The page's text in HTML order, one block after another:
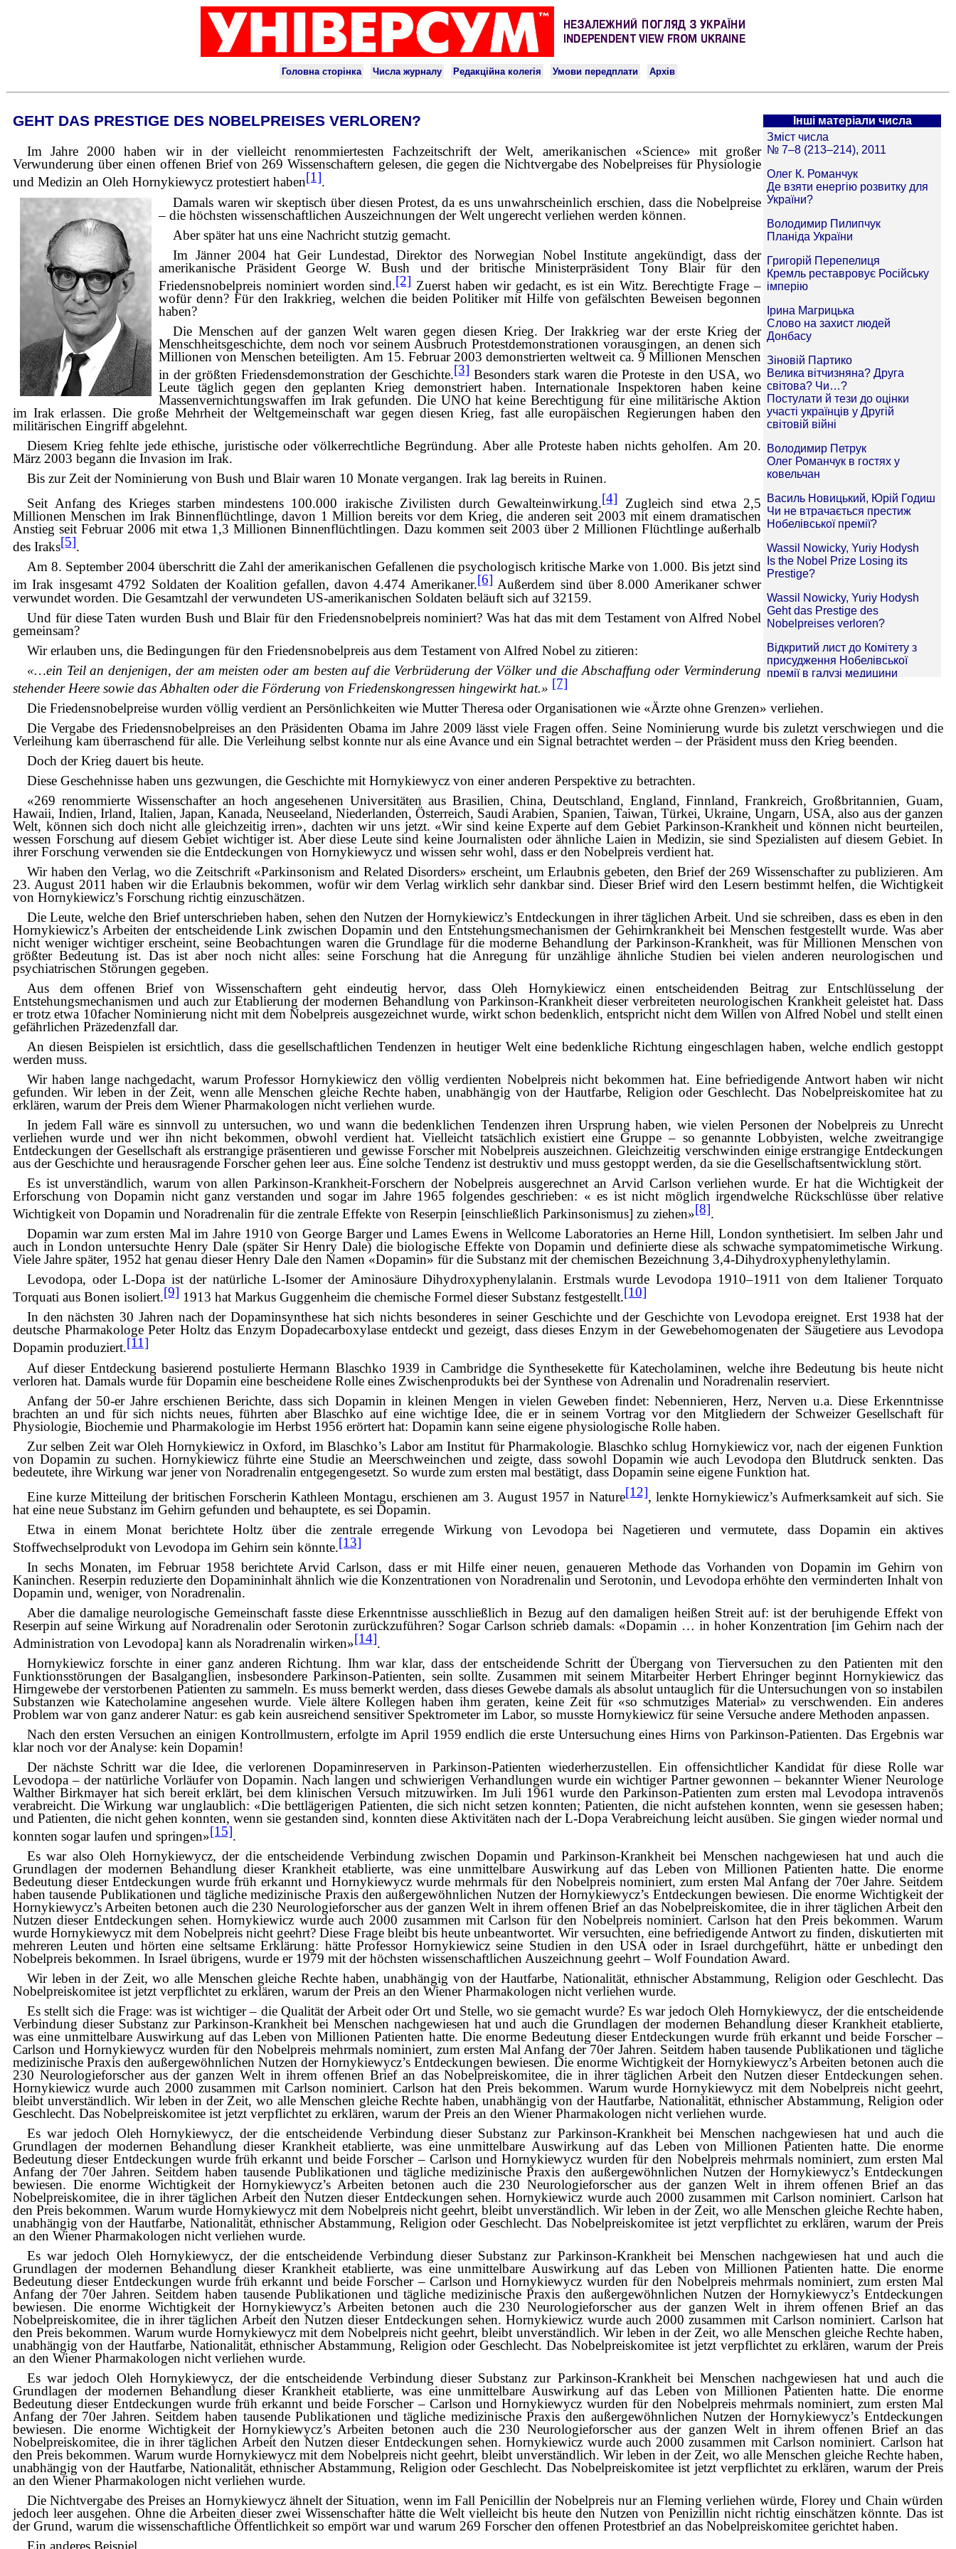
Інші матеріали числа
GEHT DAS PRESTIGE DES NOBELPREISES VERLOREN?
Im Jahre 2000 haben wir in der vielleicht renommiertesten Fachzeitschrift der Welt, amerikanischen «Science» mit großer
Verwunderung über einen offenen Brief von 269 Wissenschaftern gelesen, die gegen die Nichtvergabe des Nobelpreises für Physiologie
und Medizin an Oleh Hornykiewycz protestiert haben[1].
Damals waren wir skeptisch über diesen Protest, da es uns unwahrscheinlich erschien, dass die Nobelpreise
– die höchsten wissenschaftlichen Auszeichnungen der Welt ungerecht verliehen werden können.
Aber später hat uns eine Nachricht stutzig gemacht.
Im Jänner 2004 hat Geir Lundestad, Direktor des Norwegian Nobel Institute angekündigt, dass der
amerikanische Präsident George W. Bush und der britische Ministerpräsident Tony Blair für den
Friedensnobelpreis nominiert worden sind.[2] Zuerst haben wir gedacht, es ist ein Witz. Berechtigte Frage –
wofür denn? Für den Irakkrieg, welchen die beiden Politiker mit Hilfe von gefälschten Beweisen begonnen
haben?
Die Menschen auf der ganzen Welt waren gegen diesen Krieg. Der Irakkrieg war der erste Krieg der
Menschheitsgeschichte, dem noch vor seinem Ausbruch Protestdemonstrationen vorausgingen, an denen sich
Millionen von Menschen beteiligten. Am 15. Februar 2003 demonstrierten weltweit ca. 9 Millionen Menschen
in der größten Friedensdemonstration der Geschichte.[3] Besonders stark waren die Proteste in den USA, wo
Leute täglich gegen den geplanten Krieg demonstriert haben. Internationale Inspektoren haben keine
Massenvernichtungswaffen im Irak gefunden. Die UNO hat keine Berechtigung für eine militärische Aktion
im Irak erlassen. Die große Mehrheit der Weltgemeinschaft war gegen diesen Krieg, fast alle europäischen Regierungen haben den
militärischen Eingriff abgelehnt.
Diesem Krieg fehlte jede ethische, juristische oder völkerrechtliche Begründung. Aber alle Proteste haben nichts geholfen. Am 20.
März 2003 begann die Invasion im Irak.
Bis zur Zeit der Nominierung von Bush und Blair waren 10 Monate vergangen. Irak lag bereits in Ruinen.
Seit Anfang des Krieges starben mindestens 100.000 irakische Zivilisten durch Gewalteinwirkung.[4] Zugleich sind etwa 2,5
Millionen Menschen im Irak Binnenflüchtlinge, davon 1 Million bereits vor dem Krieg, die anderen seit 2003 mit einem dramatischen
Anstieg seit Februar 2006 mit etwa 1,3 Millionen Binnenflüchtlingen. Dazu kommen seit 2003 über 2 Millionen Flüchtlinge außerhalb
des Iraks[5].
Am 8. September 2004 überschritt die Zahl der amerikanischen Gefallenen die psychologisch kritische Marke von 1.000. Bis jetzt sind
im Irak insgesamt 4792 Soldaten der Koalition gefallen, davon 4.474 Amerikaner.[6] Außerdem sind über 8.000 Amerikaner schwer
verwundet worden. Die Gesamtzahl der verwundeten US-amerikanischen Soldaten beläuft sich auf 32159.
Und für diese Taten wurden Bush und Blair für den Friedensnobelpreis nominiert? Was hat das mit dem Testament von Alfred Nobel
gemeinsam?
Wir erlauben uns, die Bedingungen für den Friedensnobelpreis aus dem Testament von Alfred Nobel zu zitieren:
«…ein Teil an denjenigen, der am meisten oder am besten auf die Verbrüderung der Völker und die Abschaffung oder Verminderung
stehender Heere sowie das Abhalten oder die Förderung von Friedenskongressen hingewirkt hat.» [7]
Die Friedensnobelpreise wurden völlig verdient an Persönlichkeiten wie Mutter Theresa oder Organisationen wie «Ärzte ohne Grenzen» verliehen.
Die Vergabe des Friedensnobelpreises an den Präsidenten Obama im Jahre 2009 lässt viele Fragen offen. Seine Nominierung wurde bis zuletzt verschwiegen und die
Verleihung kam überraschend für alle. Die Verleihung selbst konnte nur als eine Avance und ein Signal betrachtet werden – der Präsident muss den Krieg beenden.
Doch der Krieg dauert bis heute.
Diese Geschehnisse haben uns gezwungen, die Geschichte mit Hornykiewycz von einer anderen Perspektive zu betrachten.
«269 renommierte Wissenschafter an hoch angesehenen Universitäten aus Brasilien, China, Deutschland, England, Finnland, Frankreich, Großbritannien, Guam,
Hawaii, Indien, Irland, Italien, Japan, Kanada, Neuseeland, Niederlanden, Österreich, Saudi Arabien, Spanien, Taiwan, Türkei, Ukraine, Ungarn, USA, also aus der ganzen
Welt, können sich doch nicht alle gleichzeitig irren», dachten wir uns jetzt. «Wir sind keine Experte auf dem Gebiet Parkinson-Krankheit und können nicht beurteilen,
wessen Forschung auf diesem Gebiet wichtiger ist. Aber diese Leute sind keine Journalisten oder ähnliche Laien in Medizin, sie sind Spezialisten auf diesem Gebiet. In
ihrer Forschung verwenden sie die Entdeckungen von Hornykiewycz und wissen sehr wohl, dass er den Nobelpreis verdient hat.
Wir haben den Verlag, wo die Zeitschrift «Parkinsonism and Related Disorders» erscheint, um Erlaubnis gebeten, den Brief der 269 Wissenschafter zu publizieren. Am
23. August 2011 haben wir die Erlaubnis bekommen, wofür wir dem Verlag wirklich sehr dankbar sind. Dieser Brief wird den Lesern bestimmt helfen, die Wichtigkeit
von Hornykiewicz’s Forschung richtig einzuschätzen.
Die Leute, welche den Brief unterschrieben haben, sehen den Nutzen der Hornykiewicz’s Entdeckungen in ihrer täglichen Arbeit. Und sie schreiben, dass es eben in den
Hornykiewicz’s Arbeiten der entscheidende Link zwischen Dopamin und den Entstehungsmechanismen der Gehirnkrankheit bei Menschen festgestellt wurde. Was aber
nicht weniger wichtiger erscheint, seine Beobachtungen waren die Grundlage für die moderne Behandlung der Parkinson-Krankheit, was für Millionen Menschen von
größter Bedeutung ist. Das ist aber noch nicht alles: seine Forschung hat die Anregung für unzählige ähnliche Studien bei vielen anderen neurologischen und
psychiatrischen Störungen gegeben.
Aus dem offenen Brief von Wissenschaftern geht eindeutig hervor, dass Oleh Hornykiewicz einen entscheidenden Beitrag zur Entschlüsselung der
Entstehungsmechanismen und auch zur Etablierung der modernen Behandlung von Parkinson-Krankheit dieser verbreiteten neurologischen Krankheit geleistet hat. Dass
er trotz etwa 10facher Nominierung nicht mit dem Nobelpreis ausgezeichnet wurde, wirkt schon bedenklich, entspricht nicht dem Willen von Alfred Nobel und stellt einen
gefährlichen Präzedenzfall dar.
An diesen Beispielen ist ersichtlich, dass die gesellschaftlichen Tendenzen in heutiger Welt eine bedenkliche Richtung eingeschlagen haben, welche endlich gestoppt
werden muss.
Wir haben lange nachgedacht, warum Professor Hornykiewicz den völlig verdienten Nobelpreis nicht bekommen hat. Eine befriedigende Antwort haben wir nicht
gefunden. Wir leben in der Zeit, wenn alle Menschen gleiche Rechte haben, unabhängig von der Hautfarbe, Religion oder Geschlecht. Das Nobelpreiskomitee hat zu
erklären, warum der Preis dem Wiener Pharmakologen nicht verliehen wurde.
In jedem Fall wäre es sinnvoll zu untersuchen, wo und wann die bedenklichen Tendenzen ihren Ursprung haben, wie vielen Personen der Nobelpreis zu Unrecht
verliehen wurde und wer ihn nicht bekommen, obwohl verdient hat. Vielleicht tatsächlich existiert eine Gruppe – so genannte Lobbyisten, welche zweitrangige
Entdeckungen der Gesellschaft als erstrangige präsentieren und gewisse Forscher mit Nobelpreis auszeichnen. Gleichzeitig verschwinden einige erstrangige Entdeckungen
aus der Geschichte und herausragende Forscher gehen leer aus. Eine solche Tendenz ist destruktiv und muss gestoppt werden, da sie die Gesellschaftsentwicklung stört.
Es ist unverständlich, warum von allen Parkinson-Krankheit-Forschern der Nobelpreis ausgerechnet an Arvid Carlson verliehen wurde. Er hat die Wichtigkeit der
Erforschung von Dopamin nicht ganz verstanden und sogar im Jahre 1965 folgendes geschrieben: « es ist nicht möglich irgendwelche Rückschlüsse über relative
Wichtigkeit von Dopamin und Noradrenalin für die zentrale Effekte von Reserpin [einschließlich Parkinsonismus] zu ziehen»[8].
Dopamin war zum ersten Mal im Jahre 1910 von George Barger und Lames Ewens in Wellcome Laboratories an Herne Hill, London synthetisiert. Im selben Jahr und
auch in London untersuchte Henry Dale (später Sir Henry Dale) die biologische Effekte von Dopamin und definierte diese als schwache sympatomimetische Wirkung.
Viele Jahre später, 1952 hat genau dieser Henry Dale den Namen «Dopamin» für die Substanz mit der chemischen Bezeichnung 3,4-Dihydroxyphenylethylamin.
Levodopa, oder L-Dopa ist der natürliche L-Isomer der Aminosäure Dihydroxyphenylalanin. Erstmals wurde Levodopa 1910–1911 von dem Italiener Torquato
Torquati aus Bonen isoliert.[9] 1913 hat Markus Guggenheim die chemische Formel dieser Substanz festgestellt.[10]
In den nächsten 30 Jahren nach der Dopaminsynthese hat sich nichts besonderes in seiner Geschichte und der Geschichte von Levodopa ereignet. Erst 1938 hat der
deutsche Pharmakologe Peter Holtz das Enzym Dopadecarboxylase entdeckt und gezeigt, dass dieses Enzym in der Gewebehomogenaten der Säugetiere aus Levodopa
Dopamin produziert.[11]
Auf dieser Entdeckung basierend postulierte Hermann Blaschko 1939 in Cambridge die Synthesekette für Katecholaminen, welche ihre Bedeutung bis heute nicht
verloren hat. Damals wurde für Dopamin eine bescheidene Rolle eines Zwischenprodukts bei der Synthese von Adrenalin und Noradrenalin reserviert.
Anfang der 50-er Jahre erschienen Berichte, dass sich Dopamin in kleinen Mengen in vielen Geweben findet: Nebennieren, Herz, Nerven u.a. Diese Erkenntnisse
brachten an und für sich nichts neues, führten aber Blaschko auf eine wichtige Idee, die er in seinem Vortrag vor den Mitgliedern der Schweizer Gesellschaft für
Physiologie, Biochemie und Pharmakologie im Herbst 1956 erörtert hat: Dopamin kann seine eigene physiologische Rolle haben.
Zur selben Zeit war Oleh Hornykiewicz in Oxford, im Blaschko’s Labor am Institut für Pharmakologie. Blaschko schlug Hornykiewicz vor, nach der eigenen Funktion
von Dopamin zu suchen. Hornykiewicz führte eine Studie an Meerschweinchen und zeigte, dass sowohl Dopamin wie auch Levodopa den Blutdruck senkten. Das
bedeutete, ihre Wirkung war jener von Noradrenalin entgegengesetzt. So wurde zum ersten mal bestätigt, dass Dopamin seine eigene Funktion hat.
Eine kurze Mitteilung der britischen Forscherin Kathleen Montagu, erschienen am 3. August 1957 in Nature[12], lenkte Hornykiewicz’s Aufmerksamkeit auf sich. Sie
hat eine neue Substanz im Gehirn gefunden und behauptete, es sei Dopamin.
Etwa in einem Monat berichtete Holtz über die zentrale erregende Wirkung von Levodopa bei Nagetieren und vermutete, dass Dopamin ein aktives
Stoffwechselprodukt von Levodopa im Gehirn sein könnte.[13]
In sechs Monaten, im Februar 1958 berichtete Arvid Carlson, dass er mit Hilfe einer neuen, genaueren Methode das Vorhanden von Dopamin im Gehirn von
Kaninchen. Reserpin reduzierte den Dopamininhalt ähnlich wie die Konzentrationen von Noradrenalin und Serotonin, und Levodopa erhöhte den verminderten Inhalt von
Dopamin und, weniger, von Noradrenalin.
Aber die damalige neurologische Gemeinschaft fasste diese Erkenntnisse ausschließlich in Bezug auf den damaligen heißen Streit auf: ist der beruhigende Effekt von
Reserpin auf seine Wirkung auf Noradrenalin oder Serotonin zurückzuführen? Sogar Carlson schrieb damals: «Dopamin … in hoher Konzentration [im Gehirn nach der
Administration von Levodopa] kann als Noradrenalin wirken»[14].
Hornykiewicz forschte in einer ganz anderen Richtung. Ihm war klar, dass der entscheidende Schritt der Übergang von Tierversuchen zu den Patienten mit den
Funktionsstörungen der Basalganglien, insbesondere Parkinson-Patienten, sein sollte. Zusammen mit seinem Mitarbeiter Herbert Ehringer beginnt Hornykiewicz das
Hirngewebe der verstorbenen Patienten zu sammeln. Es muss bemerkt werden, dass dieses Gewebe damals als absolut untauglich für die Untersuchungen von so instabilen
Substanzen wie Katecholamine angesehen wurde. Viele ältere Kollegen haben ihm geraten, keine Zeit für «so schmutziges Material» zu verschwenden. Ein anderes
Problem war von ganz anderer Natur: es gab kein ausreichend sensitiver Spektrometer im Labor, so musste Hornykiewicz für seine Versuche andere Methoden anpassen.
Nach den ersten Versuchen an einigen Kontrollmustern, erfolgte im April 1959 endlich die erste Untersuchung eines Hirns von Parkinson-Patienten. Das Ergebnis war
klar noch vor der Analyse: kein Dopamin!
Der nächste Schritt war die Idee, die verlorenen Dopaminreserven in Parkinson-Patienten wiederherzustellen. Ein offensichtlicher Kandidat für diese Rolle war
Levodopa – der natürliche Vorläufer von Dopamin. Nach langen und schwierigen Verhandlungen wurde ein wichtiger Partner gewonnen – bekannter Wiener Neurologe
Walther Birkmayer hat sich bereit erklärt, bei dem klinischen Versuch mitzuwirken. Im Juli 1961 wurde den Parkinson-Patienten zum ersten mal Levodopa intravenös
verabreicht. Die Wirkung war unglaublich: «Die bettlägerigen Patienten, die sich nicht setzen konnten; Patienten, die nicht aufstehen konnten, wenn sie gesessen haben;
und Patienten, die nicht gehen konnten, wenn sie gestanden sind, konnten diese Aktivitäten nach der L-Dopa Verabreichung leicht ausüben. Sie gingen wieder normal und
konnten sogar laufen und springen»[15].
Es war also Oleh Hornykiewycz, der die entscheidende Verbindung zwischen Dopamin und Parkinson-Krankheit bei Menschen nachgewiesen hat und auch die
Grundlagen der modernen Behandlung dieser Krankheit etablierte, was eine unmittelbare Auswirkung auf das Leben von Millionen Patienten hatte. Die enorme
Bedeutung dieser Entdeckungen wurde früh erkannt und Hornykiewycz wurde mehrmals für den Nobelpreis nominiert, zum ersten Mal Anfang der 70er Jahre. Seitdem
haben tausende Publikationen und tägliche medizinische Praxis den außergewöhnlichen Nutzen der Hornykiewycz’s Entdeckungen bewiesen. Die enorme Wichtigkeit der
Hornykiewycz’s Arbeiten betonen auch die 230 Neurologieforscher aus der ganzen Welt in ihrem offenen Brief an das Nobelpreiskomitee, die in ihrer täglichen Arbeit den
Nutzen dieser Entdeckungen sehen. Hornykiewicz wurde auch 2000 zusammen mit Carlson für den Nobelpreis nominiert. Carlson hat den Preis bekommen. Warum
wurde Hornykiewycz mit dem Nobelpreis nicht geehrt? Diese Frage bleibt bis heute unbeantwortet. Wir versuchten, eine befriedigende Antwort zu finden, diskutierten mit
mehreren Leuten und hörten eine seltsame Erklärung: hätte Professor Hornykiewicz seine Studien in den USA oder in Israel durchgeführt, hätte er unbedingt den
Nobelpreis bekommen. In Israel übrigens, wurde er 1979 mit der höchsten wissenschaftlichen Auszeichnung geehrt – Wolf Foundation Award.
Wir leben in der Zeit, wo alle Menschen gleiche Rechte haben, unabhängig von der Hautfarbe, Nationalität, ethnischer Abstammung, Religion oder Geschlecht. Das
Nobelpreiskomitee ist jetzt verpflichtet zu erklären, warum der Preis an den Wiener Pharmakologen nicht verliehen wurde.
Es stellt sich die Frage: was ist wichtiger – die Qualität der Arbeit oder Ort und Stelle, wo sie gemacht wurde? Es war jedoch Oleh Hornykiewycz, der die entscheidende
Verbindung dieser Substanz zur Parkinson-Krankheit bei Menschen nachgewiesen hat und auch die Grundlagen der modernen Behandlung dieser Krankheit etablierte,
was eine unmittelbare Auswirkung auf das Leben von Millionen Patienten hatte. Die enorme Bedeutung dieser Entdeckungen wurde früh erkannt und beide Forscher –
Carlson und Hornykiewycz wurden für den Nobelpreis mehrmals nominiert, zum ersten Mal Anfang der 70er Jahren. Seitdem haben tausende Publikationen und tägliche
medizinische Praxis den außergewöhnlichen Nutzen der Hornykiewycz’s Entdeckungen bewiesen. Die enorme Wichtigkeit der Hornykiewycz’s Arbeiten betonen auch die
230 Neurologieforscher aus der ganzen Welt in ihrem offenen Brief an das Nobelpreiskomitee, die in ihrer täglichen Arbeit den Nutzen dieser Entdeckungen sehen.
Hornykiewicz wurde auch 2000 zusammen mit Carlson nominiert. Carlson hat den Preis bekommen. Warum wurde Hornykiewycz mit dem Nobelpreis nicht geehrt,
bleibt unverständlich. Wir leben in der Zeit, wo alle Menschen gleiche Rechte haben, unabhängig von der Hautfarbe, Nationalität, ethnischer Abstammung, Religion oder
Geschlecht. Das Nobelpreiskomitee ist jetzt verpflichtet zu erklären, warum der Preis an den Wiener Pharmakologen nicht verliehen wurde.
Es war jedoch Oleh Hornykiewycz, der die entscheidende Verbindung dieser Substanz zur Parkinson-Krankheit bei Menschen nachgewiesen hat und auch die
Grundlagen der modernen Behandlung dieser Krankheit etablierte, was eine unmittelbare Auswirkung auf das Leben von Millionen Patienten hatte. Die enorme
Bedeutung dieser Entdeckungen wurde früh erkannt und beide Forscher – Carlson und Hornykiewycz wurden für den Nobelpreis mehrmals nominiert, zum ersten Mal
Anfang der 70er Jahren. Seitdem haben tausende Publikationen und tägliche medizinische Praxis den außergewöhnlichen Nutzen der Hornykiewycz’s Entdeckungen
bewiesen. Die enorme Wichtigkeit der Hornykiewycz’s Arbeiten betonen auch die 230 Neurologieforscher aus der ganzen Welt in ihrem offenen Brief an das
Nobelpreiskomitee, die in ihrer täglichen Arbeit den Nutzen dieser Entdeckungen sehen. Hornykiewicz wurde auch 2000 zusammen mit Carlson nominiert. Carlson hat
den Preis bekommen. Warum wurde Hornykiewycz mit dem Nobelpreis nicht geehrt, bleibt unverständlich. Wir leben in der Zeit, wo alle Menschen gleiche Rechte haben,
unabhängig von der Hautfarbe, Nationalität, ethnischer Abstammung, Religion oder Geschlecht. Das Nobelpreiskomitee ist jetzt verpflichtet zu erklären, warum der Preis
an den Wiener Pharmakologen nicht verliehen wurde.
Es war jedoch Oleh Hornykiewycz, der die entscheidende Verbindung dieser Substanz zur Parkinson-Krankheit bei Menschen nachgewiesen hat und auch die
Grundlagen der modernen Behandlung dieser Krankheit etablierte, was eine unmittelbare Auswirkung auf das Leben von Millionen Patienten hatte. Die enorme
Bedeutung dieser Entdeckungen wurde früh erkannt und beide Forscher – Carlson und Hornykiewycz wurden für den Nobelpreis mehrmals nominiert, zum ersten Mal
Anfang der 70er Jahren. Seitdem haben tausende Publikationen und tägliche medizinische Praxis den außergewöhnlichen Nutzen der Hornykiewycz’s Entdeckungen
bewiesen. Die enorme Wichtigkeit der Hornykiewycz’s Arbeiten betonen auch die 230 Neurologieforscher aus der ganzen Welt in ihrem offenen Brief an das
Nobelpreiskomitee, die in ihrer täglichen Arbeit den Nutzen dieser Entdeckungen sehen. Hornykiewicz wurde auch 2000 zusammen mit Carlson nominiert. Carlson hat
den Preis bekommen. Warum wurde Hornykiewycz mit dem Nobelpreis nicht geehrt, bleibt unverständlich. Wir leben in der Zeit, wo alle Menschen gleiche Rechte haben,
unabhängig von der Hautfarbe, Nationalität, ethnischer Abstammung, Religion oder Geschlecht. Das Nobelpreiskomitee ist jetzt verpflichtet zu erklären, warum der Preis
an den Wiener Pharmakologen nicht verliehen wurde.
Es war jedoch Oleh Hornykiewycz, der die entscheidende Verbindung dieser Substanz zur Parkinson-Krankheit bei Menschen nachgewiesen hat und auch die
Grundlagen der modernen Behandlung dieser Krankheit etablierte, was eine unmittelbare Auswirkung auf das Leben von Millionen Patienten hatte. Die enorme
Bedeutung dieser Entdeckungen wurde früh erkannt und beide Forscher – Carlson und Hornykiewycz wurden für den Nobelpreis mehrmals nominiert, zum ersten Mal
Anfang der 70er Jahren. Seitdem haben tausende Publikationen und tägliche medizinische Praxis den außergewöhnlichen Nutzen der Hornykiewycz’s Entdeckungen
bewiesen. Die enorme Wichtigkeit der Hornykiewycz’s Arbeiten betonen auch die 230 Neurologieforscher aus der ganzen Welt in ihrem offenen Brief an das
Nobelpreiskomitee, die in ihrer täglichen Arbeit den Nutzen dieser Entdeckungen sehen. Hornykiewicz wurde auch 2000 zusammen mit Carlson nominiert. Carlson hat
den Preis bekommen. Warum wurde Hornykiewycz mit dem Nobelpreis nicht geehrt, bleibt unverständlich. Wir leben in der Zeit, wo alle Menschen gleiche Rechte haben,
unabhängig von der Hautfarbe, Nationalität, ethnischer Abstammung, Religion oder Geschlecht. Das Nobelpreiskomitee ist jetzt verpflichtet zu erklären, warum der Preis
an den Wiener Pharmakologen nicht verliehen wurde.
Die Nichtvergabe des Preises an Hornykiewycz ähnelt der Situation, wenn im Fall Penicillin der Nobelpreis nur an Fleming verliehen würde, Florey und Chain würden
jedoch leer ausgehen. Ohne die Arbeiten dieser zwei Wissenschafter hätte die Welt vielleicht bis heute den Nutzen von Penizillin nicht richtig einschätzen könnte. Das ist
der Grund, warum die wissenschaftliche Öffentlichkeit so empört war und warum 269 Forscher den offenen Protestbrief an das Nobelpreiskomitee gerichtet haben.